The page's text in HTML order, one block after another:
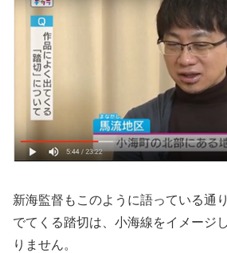
新海監督もこのように語っている通
でてくる踏切は、小海線をイメージ
りません。